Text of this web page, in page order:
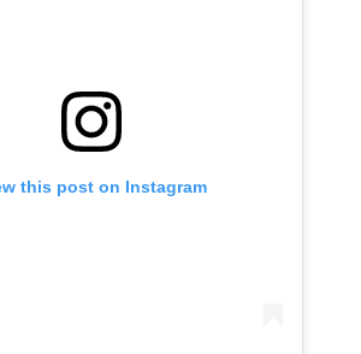
this post on Instagram